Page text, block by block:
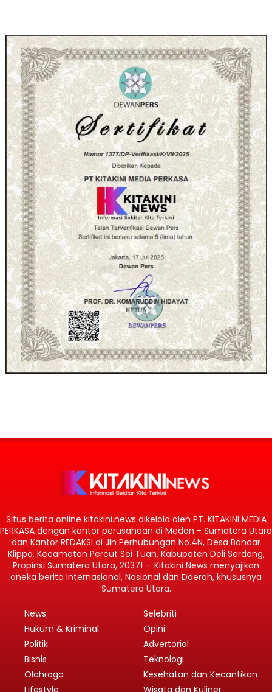
Situs berita online kitakini.news dikelola oleh PT. KITAKINI MEDIA
PERKASA dengan kantor perusahaan di Medan - Sumatera Utara
dan Kantor REDAKSI di Jln Perhubungan No.4N, Desa Bandar
Klippa, Kecamatan Percut Sei Tuan, Kabupaten Deli Serdang,
Propinsi Sumatera Utara, 20371 -. Kitakini News menyajikan
aneka berita Internasional, Nasional dan Daerah, khususnya
Sumatera Utara.
News
Hukum & Kriminal
Politik
Bisnis
Olahraga
Lifestyle
Selebriti
Opini
Advertorial
Teknologi
Kesehatan dan Kecantikan
Wisata dan Kuliner